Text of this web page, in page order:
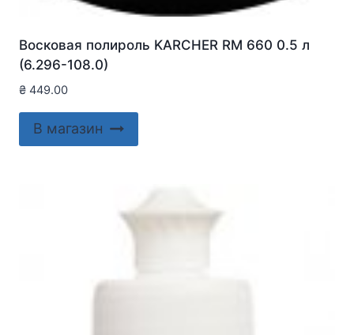
Восковая полироль KARCHER RM 660 0.5 л
(6.296-108.0)
₴ 449.00
В магазин